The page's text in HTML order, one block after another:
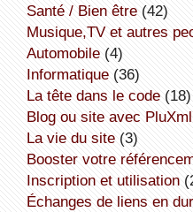
Santé / Bien être(42)
Musique,TV et autres
Automobile(4)
informatique(36)
la tête dans le code(18)
Blog ou site avec PluXml
la vie du site(3)
booster votre
inscription et utilisation
échanges de liens en dur